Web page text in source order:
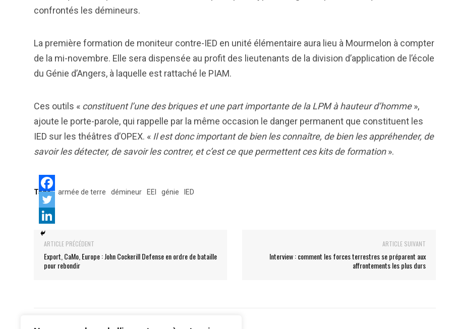
confrontés les démineurs.
La première formation de moniteur contre-IED en unité élémentaire aura lieu à Mourmelon à compter
de la mi-novembre. Elle sera dispensée au profit des lieutenants de la division d’application de l’école
du Génie d’Angers, à laquelle est rattaché le PIAM.
Ces outils « constituent l’une des briques et une part importante de la LPM à hauteur d’homme»,
ajoute le porte-parole, qui rappelle par la même occasion le danger permanent que constituent les
IED sur les théâtres d’OPEX. « Il est donc important de bien les connaître, de bien les appréhender, de
savoir les détecter, de savoir les contrer, et c’est ce que permettent ces kits de formation».
Tags: armée de terre démineur EEI génie IED
ARTICLE PRÉCÉDENT
Export, CaMo, Europe : John Cockerill Defense en ordre de bataille
pour rebondir
ARTICLE SUIVANT
Interview : comment les forces terrestres se préparent aux
affrontements les plus durs